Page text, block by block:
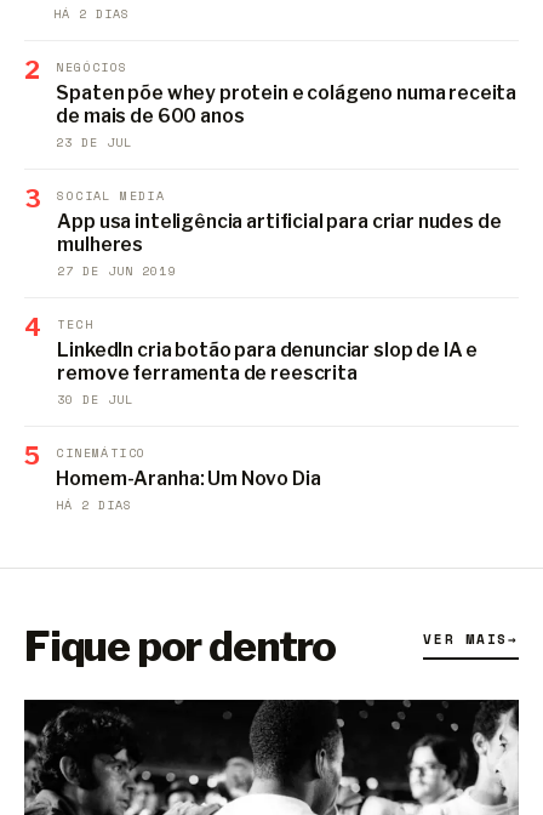
HÁ 2 DIAS
2 NEGÓCIOS
Spaten põe whey protein e colágeno numa receita
de mais de 600 anos
23 DE JUL
3 SOCIAL MEDIA
App usa inteligência artificial para criar nudes de
mulheres
27 DE JUN 2019
4 TECH
LinkedIn cria botão para denunciar slop de IA e
remove ferramenta de reescrita
30 DE JUL
5 CINEMÁTICO
Homem-Aranha: Um Novo Dia
HÁ 2 DIAS
Fique por dentro VER MAIS→